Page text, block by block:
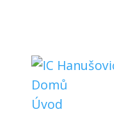
Domů
Úvod